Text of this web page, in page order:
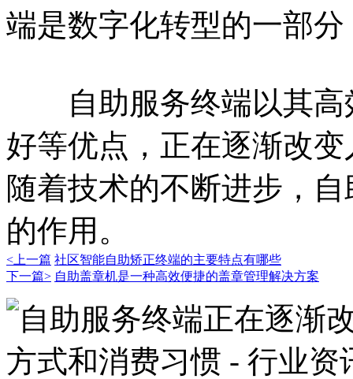
端是数字化转型的一部
自助服务终端以其高
好等优点，正在逐渐改
随着技术的不断进步，
的作用。
<上一篇 社区智能自助矫正终端的主要特点有哪些
下一篇> 自助盖章机是一种高效便捷的盖章管理解决方案